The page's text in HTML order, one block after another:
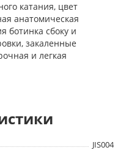
катания, цвет
анатомическая
ботинка сбоку и
закаленные
и легкая
JIS004